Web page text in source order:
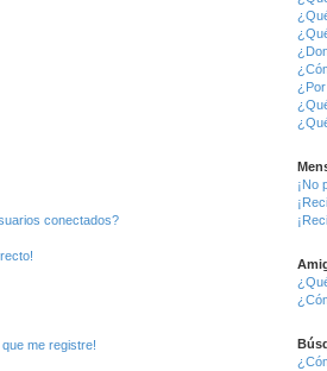
conectados?
me registre!
¡No